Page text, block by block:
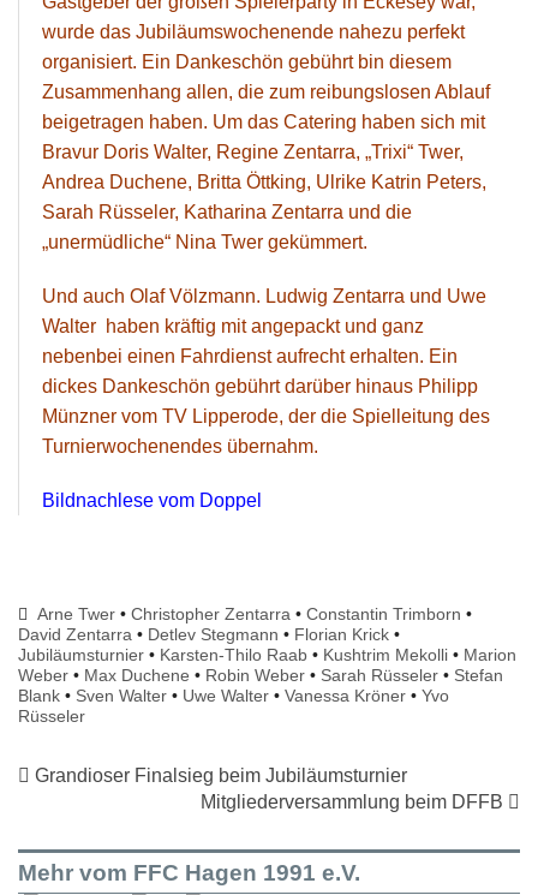
wurde das Jubiläumswochenende nahezu perfekt
organisiert. Ein Dankeschön gebührt bin diesem
Zusammenhang allen, die zum reibungslosen Ablauf
beigetragen haben. Um das Catering haben sich mit
Bravur Doris Walter, Regine Zentarra, „Trixi“ Twer,
Andrea Duchene, Britta Öttking, Ulrike Katrin Peters,
Sarah Rüsseler, Katharina Zentarra und die
„unermüdliche“ Nina Twer gekümmert.
Und auch Olaf Völzmann. Ludwig Zentarra und Uwe
Walter haben kräftig mit angepackt und ganz
nebenbei einen Fahrdienst aufrecht erhalten. Ein
dickes Dankeschön gebührt darüber hinaus Philipp
Münzner vom TV Lipperode, der die Spielleitung des
Turnierwochenendes übernahm.
Bildnachlese vom Doppel
Arne Twer •Christopher Zentarra •Constantin Trimborn •
David Zentarra • Detlev Stegmann • Florian Krick •
Jubiläumsturnier • Karsten-Thilo Raab • Kushtrim Mekolli • Marion
Weber • Max Duchene • Robin Weber • Sarah Rüsseler • Stefan
Blank • Sven Walter • Uwe Walter • Vanessa Kröner • Yvo
Rüsseler
Grandioser Finalsieg beim Jubiläumsturnier
Mitgliederversammlung beim DFFB
Mehr vom FFC Hagen 1991 e.V.